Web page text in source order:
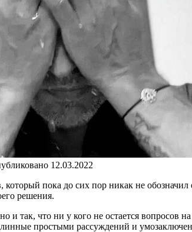
12.03.2022
пока до сих пор никак не
решения.
и так, что ни у кого не остается
простыми рассуждений и